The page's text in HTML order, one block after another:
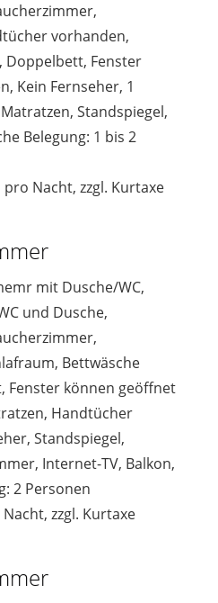
vorhanden,
Doppelbett, Fenster
Kein Fernseher, 1
Standspiegel,
Belegung: 1 bis 2
Nacht, zzgl. Kurtaxe
mit Dusche/WC,
und Dusche,
Bettwäsche
Fenster können geöffnet
Handtücher
Standspiegel,
Internet-TV, Balkon,
2 Personen
zzgl. Kurtaxe